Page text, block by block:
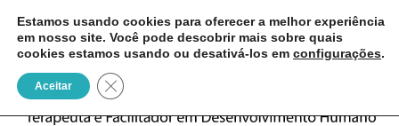
Estamos usando cookies para oferecer a melhor experiência
em nosso site. Você pode descobrir mais sobre quais
cookies estamos usando ou desativá-los em configurações.
Aceitar Close GDPR Cookie Banner